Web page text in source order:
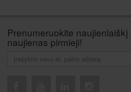
Prenumeruokite
naujienas pirmieji!